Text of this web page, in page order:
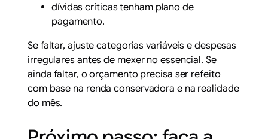
dívidas críticas tenham plano de
pagamento.
Se faltar, ajuste categorias variáveis e despesas
irregulares antes de mexer no essencial. Se
ainda faltar, o orçamento precisa ser refeito
com base na renda conservadora e na realidade
do mês.